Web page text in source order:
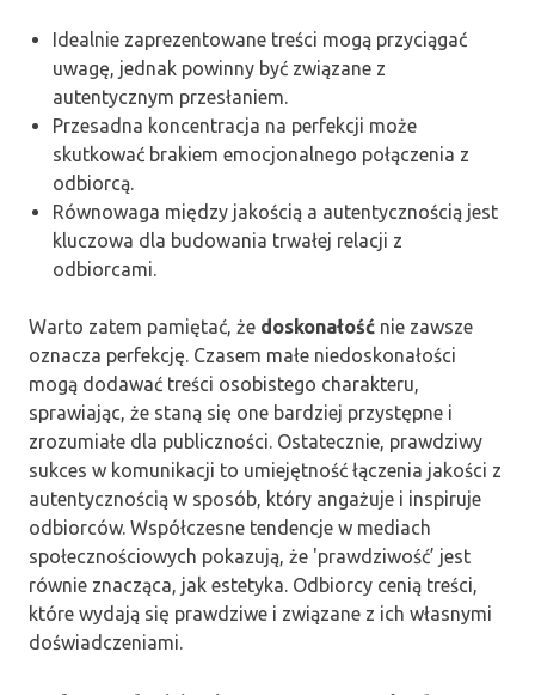
Idealnie zaprezentowane treści mogą przyciągać
uwagę, jednak powinny być związane z
autentycznym przesłaniem.
Przesadna koncentracja na perfekcji może
skutkować brakiem emocjonalnego połączenia z
odbiorcą.
Równowaga między jakością a autentycznością jest
kluczowa dla budowania trwałej relacji z
odbiorcami.
Warto zatem pamiętać, że doskonałość nie zawsze
oznacza perfekcję. Czasem małe niedoskonałości
mogą dodawać treści osobistego charakteru,
sprawiając, że staną się one bardziej przystępne i
zrozumiałe dla publiczności. Ostatecznie, prawdziwy
sukces w komunikacji to umiejętność łączenia jakości z
autentycznością w sposób, który angażuje i inspiruje
odbiorców. Współczesne tendencje w mediach
społecznościowych pokazują, że 'prawdziwość’ jest
równie znacząca, jak estetyka. Odbiorcy cenią treści,
które wydają się prawdziwe i związane z ich własnymi
doświadczeniami.